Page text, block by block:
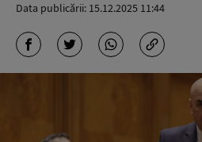
Data publicării: 15.12.2025 11:44